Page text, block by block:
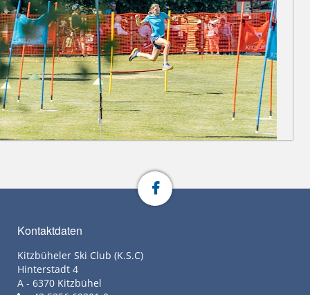
Kontaktdaten
Kitzbüheler Ski Club (K.S.C)
Hinterstadt 4
A - 6370 Kitzbühel